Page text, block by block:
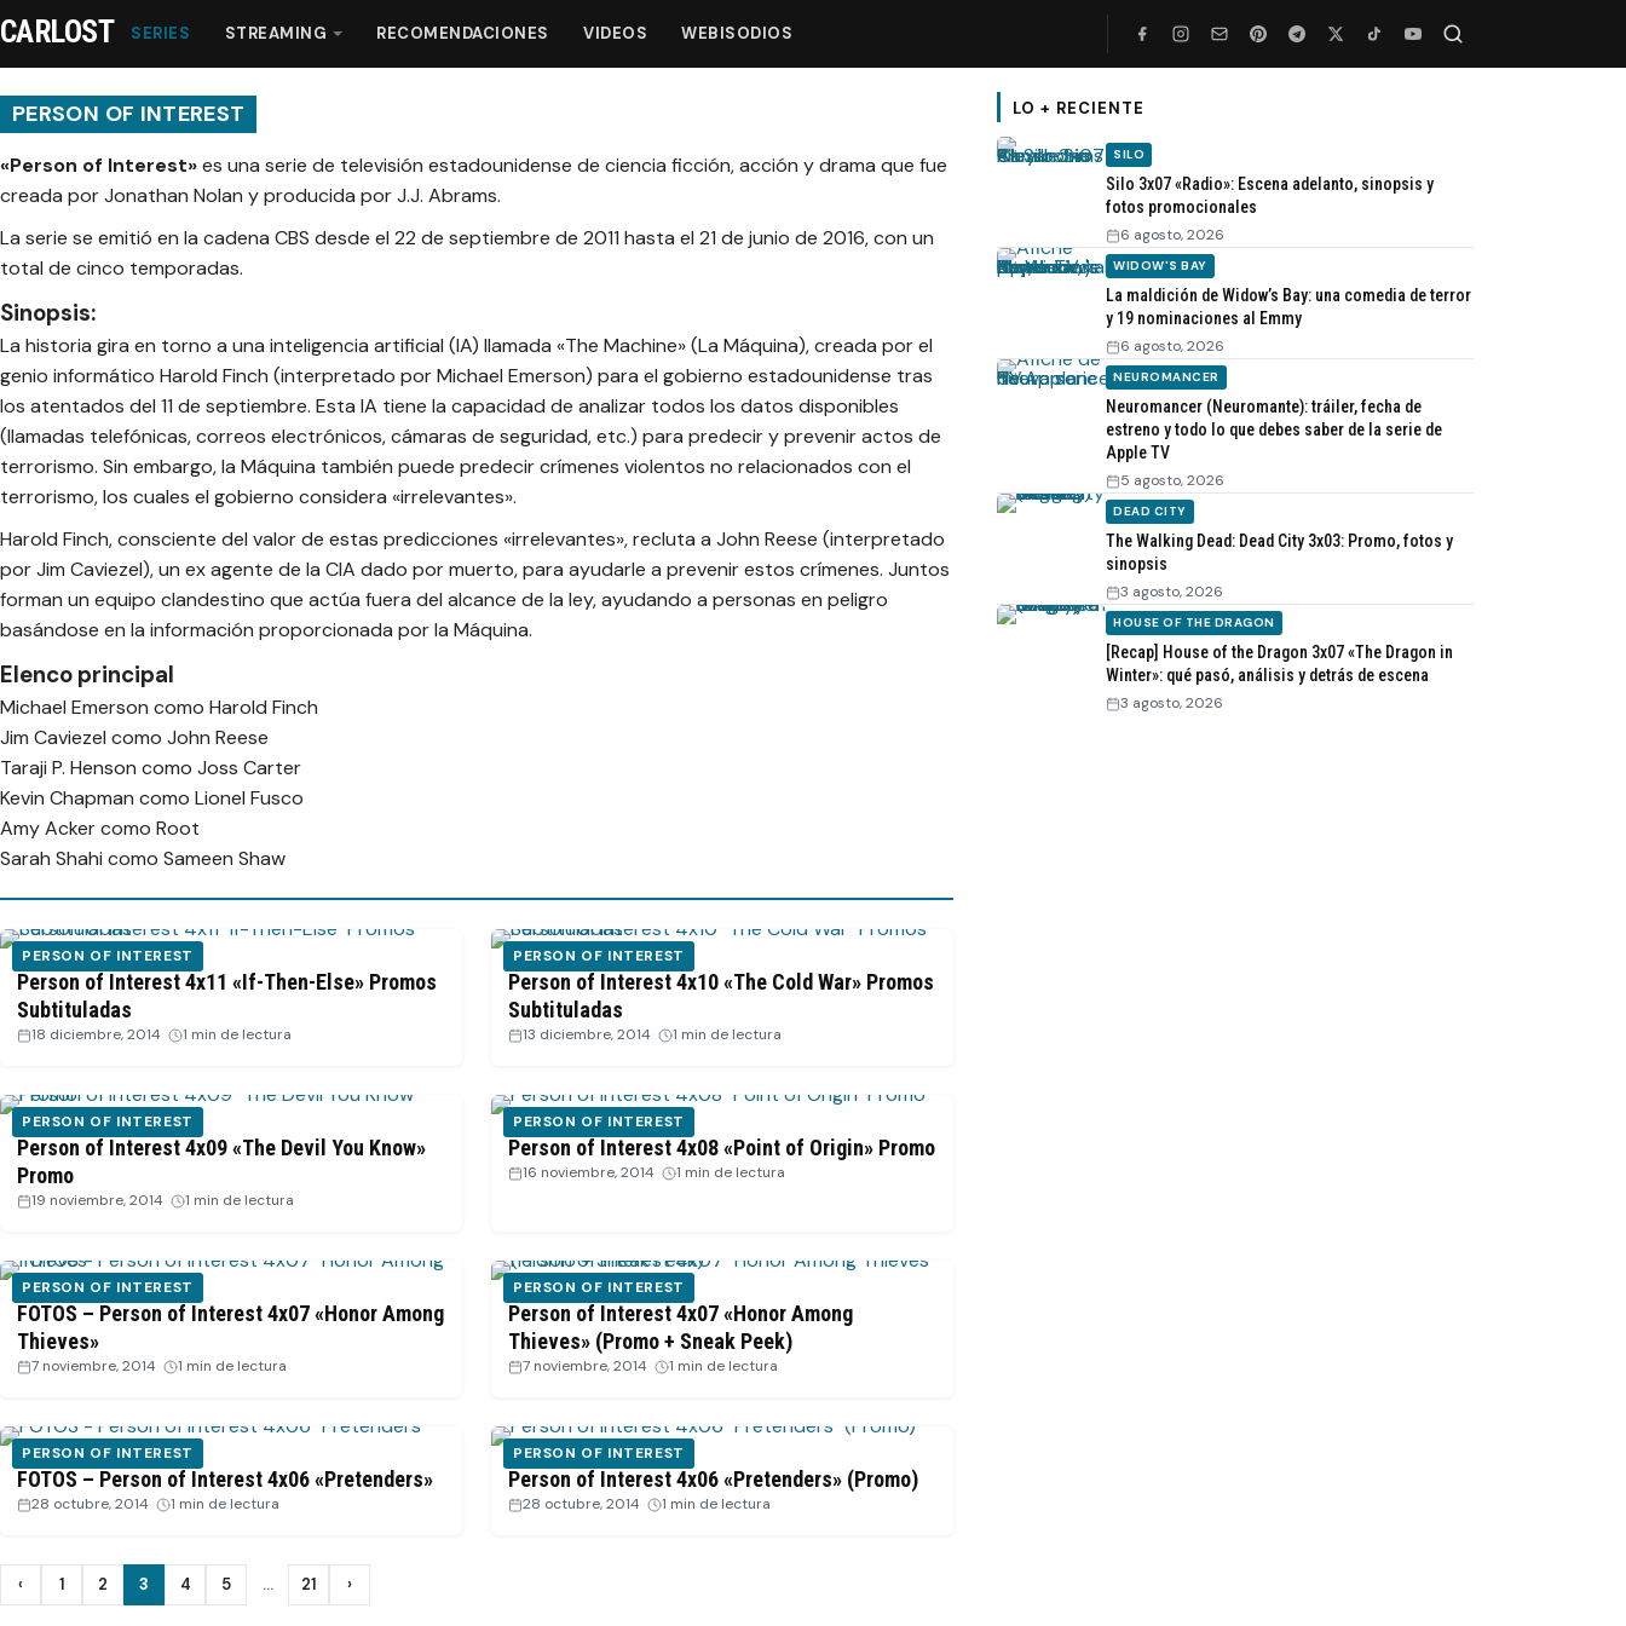
Series
Streaming
Recomendaciones
Videos
Webisodios
CARLOST SERIES STREAMING RECOMENDACIONES VIDEOS WEBISODIOS
PERSON OF INTEREST
«Person of Interest»es una serie de televisión estadounidense de ciencia ficción, acción y drama que fue
creada por Jonathan Nolan y producida por J.J. Abrams.
La serie se emitió en la cadena CBS desde el 22 de septiembre de 2011 hasta el 21 de junio de 2016, con un
total de cinco temporadas.
Sinopsis:
La historia gira en torno a una inteligencia artificial (IA) llamada «The Machine» (La Máquina), creada por el
genio informático Harold Finch (interpretado por Michael Emerson) para el gobierno estadounidense tras
los atentados del 11 de septiembre. Esta IA tiene la capacidad de analizar todos los datos disponibles
(llamadas telefónicas, correos electrónicos, cámaras de seguridad, etc.) para predecir y prevenir actos de
terrorismo. Sin embargo, la Máquina también puede predecir crímenes violentos no relacionados con el
terrorismo, los cuales el gobierno considera «irrelevantes».
Harold Finch, consciente del valor de estas predicciones «irrelevantes», recluta a John Reese (interpretado
por Jim Caviezel), un ex agente de la CIA dado por muerto, para ayudarle a prevenir estos crímenes. Juntos
forman un equipo clandestino que actúa fuera del alcance de la ley, ayudando a personas en peligro
basándose en la información proporcionada por la Máquina.
Elenco principal
Michael Emerson como Harold Finch
Jim Caviezel como John Reese
Taraji P. Henson como Joss Carter
Kevin Chapman como Lionel Fusco
Amy Acker como Root
Sarah Shahi como Sameen Shaw
PERSON OF INTEREST
Person of Interest 4x11 «If-Then-Else» Promos
Subtituladas
18 diciembre, 2014 1 min de lectura
PERSON OF INTEREST
Person of Interest 4x10 «The Cold War» Promos
Subtituladas
13 diciembre, 2014 1 min de lectura
PERSON OF INTEREST
Person of Interest 4x09 «The Devil You Know»
Promo
19 noviembre, 2014 1 min de lectura
PERSON OF INTEREST
Person of Interest 4x08 «Point of Origin» Promo
16 noviembre, 2014 1 min de lectura
PERSON OF INTEREST
FOTOS – Person of Interest 4x07 «Honor Among
Thieves»
7 noviembre, 2014 1 min de lectura
PERSON OF INTEREST
Person of Interest 4x07 «Honor Among
Thieves» (Promo + Sneak Peek)
7 noviembre, 2014 1 min de lectura
PERSON OF INTEREST
FOTOS – Person of Interest 4x06 «Pretenders»
28 octubre, 2014 1 min de lectura
PERSON OF INTEREST
Person of Interest 4x06 «Pretenders» (Promo)
28 octubre, 2014 1 min de lectura
Paginación
‹ Anterior
1 2 3 4 5 … 21 ›
LO + RECIENTE
SILO
Silo 3x07 «Radio»: Escena adelanto, sinopsis y
fotos promocionales
6 agosto, 2026
WIDOW'S BAY
La maldición de Widow’s Bay: una comedia de terror
y 19 nominaciones al Emmy
6 agosto, 2026
NEUROMANCER
Neuromancer (Neuromante): tráiler, fecha de
estreno y todo lo que debes saber de la serie de
Apple TV
5 agosto, 2026
DEAD CITY
The Walking Dead: Dead City 3x03: Promo, fotos y
sinopsis
3 agosto, 2026
HOUSE OF THE DRAGON
[Recap] House of the Dragon 3x07 «The Dragon in
Winter»: qué pasó, análisis y detrás de escena
3 agosto, 2026